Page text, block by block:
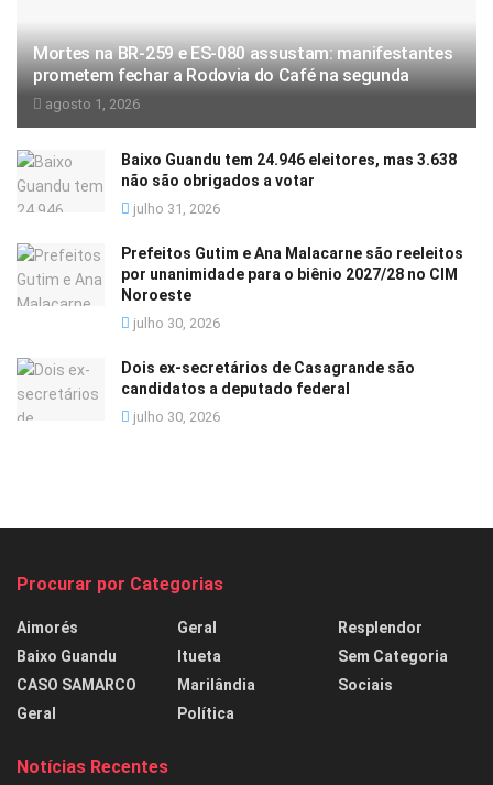
Mortes na BR-259 e ES-080 assustam: manifestantes
prometem fechar a Rodovia do Café na segunda
agosto 1, 2026
Baixo Guandu tem 24.946 eleitores, mas 3.638
não são obrigados a votar
julho 31, 2026
Prefeitos Gutim e Ana Malacarne são reeleitos
por unanimidade para o biênio 2027/28 no CIM
Noroeste
julho 30, 2026
Dois ex-secretários de Casagrande são
candidatos a deputado federal
julho 30, 2026
Procurar por Categorias
Aimorés
Baixo Guandu
CASO SAMARCO
Geral
Geral
Itueta
Marilândia
Política
Resplendor
Sem Categoria
Sociais
Notícias Recentes